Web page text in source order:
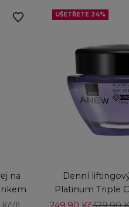
na
UŠETŘETE 24%
Denní
Platinum Triple
SPF
Prodejní cena
Běžná